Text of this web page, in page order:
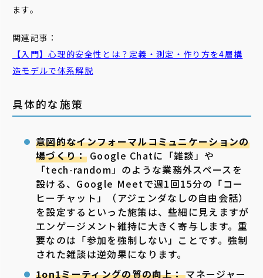
ます。
関連記事：
【入門】心理的安全性とは？定義・測定・作り方を4層構
造モデルで体系解説
具体的な施策
意図的なインフォーマルコミュニケーションの
場づくり：Google Chatに「雑談」や
「tech-random」のような業務外スペースを
設ける、Google Meetで週1回15分の「コー
ヒーチャット」（アジェンダなしの自由会話）
を設定するといった施策は、些細に見えますが
エンゲージメント維持に大きく寄与します。重
要なのは「参加を強制しない」ことです。強制
された雑談は逆効果になります。
1on1ミーティングの質の向上：マネージャー